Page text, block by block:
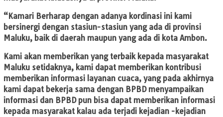
“Kamari Berharap dengan adanya kordinasi ini kami
bersinergi dengan stasiun-stasiun yang ada di provinsi
Maluku, baik di daerah maupun yang ada di kota Ambon.
Kami akan memberikan yang terbaik kepada masyarakat
Maluku setidaknya, kami dapat memberikan kontribusi
memberikan informasi layanan cuaca, yang pada akhirnya
kami dapat bekerja sama dengan BPBD menyampaikan
informasi dan BPBD pun bisa dapat memberikan informasi
kepada masyarakat kalau ada terjadi kejadian -kejadian